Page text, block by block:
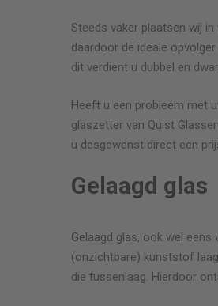
Steeds vaker plaatsen wij
daardoor de ideale
dit verdient u dubbel en
Heeft u een probleem met
glaszetter van Quist
u desgewenst direct een
Gelaagd glas
Gelaagd glas, ook wel
(onzichtbare) kunststof
die tussenlaag. Hierdoor
Anoniem Glas